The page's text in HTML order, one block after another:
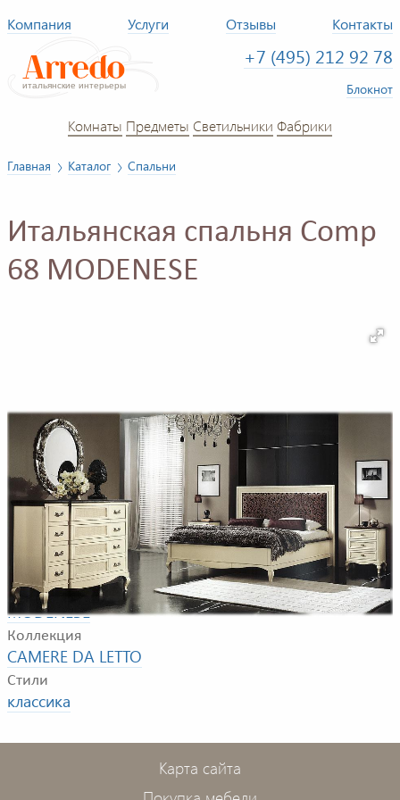
Компания Услуги Отзывы Контакты
+7 (495) 212 92 78
Блокнот
Комнаты Предметы Светильники Фабрики
Главная Каталог Спальни
Итальянская спальня Comp
68 MODENESE
Композиция для спальной комнаты. В композицию
входят: кровать, тумбочка, комод, зеркало
Фабрика
MODENESE
Коллекция
CAMERE DA LETTO
Стили
классика
Карта сайта